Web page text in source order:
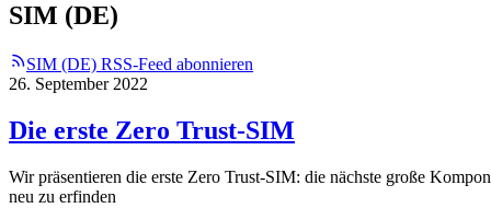
SIM (DE)
SIM (DE) RSS-Feed abonnieren
26. September 2022
Die erste Zero Trust-SIM
Wir präsentieren die erste Zero Trust-SIM: die nächste große
neu zu erfinden